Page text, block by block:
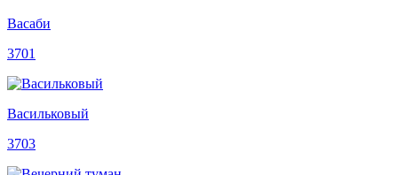
Васаби
3701
Васильковый
3703